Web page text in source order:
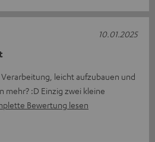
leicht aufzubauen und
mehr? :D Einzig zwei kleine
Bewertung lesen
10.01.2025